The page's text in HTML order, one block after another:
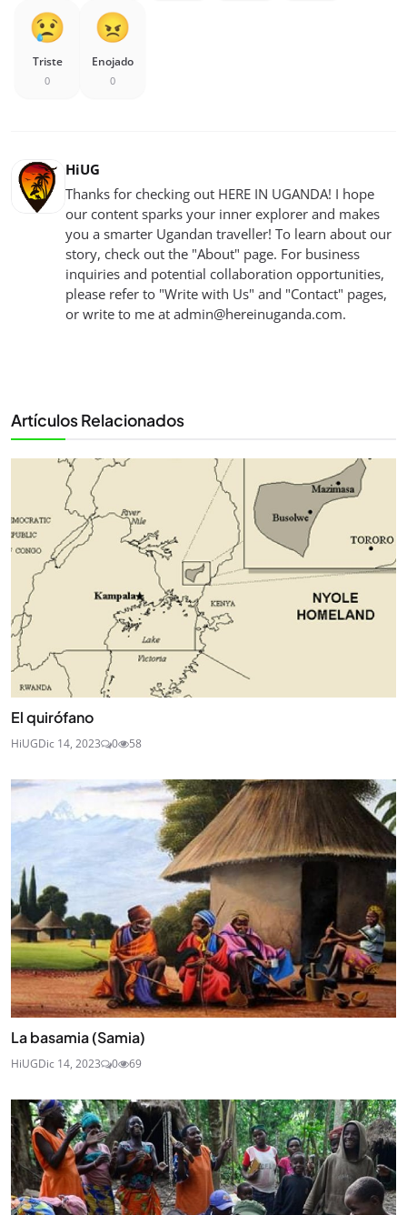
Triste
0
Enojado
0
HiUG
Thanks for checking out HERE IN UGANDA! I hope
our content sparks your inner explorer and makes
you a smarter Ugandan traveller! To learn about our
story, check out the "About" page. For business
inquiries and potential collaboration opportunities,
please refer to "Write with Us" and "Contact" pages,
or write to me at admin@hereinuganda.com.
Artículos Relacionados
El quirófano
HiUGDic 14, 2023 0 58
La basamia (Samia)
HiUGDic 14, 2023 0 69